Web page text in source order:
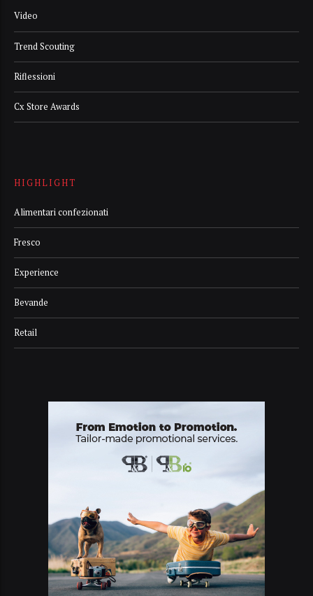
Video
Trend Scouting
Riflessioni
Cx Store Awards
HIGHLIGHT
Alimentari confezionati
Fresco
Experience
Bevande
Retail